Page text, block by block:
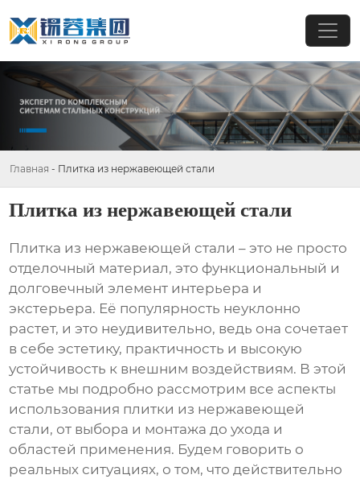
Главная - Плитка из нержавеющей стали
Плитка из нержавеющей стали
Плитка из нержавеющей стали – это не просто
отделочный материал, это функциональный и
долговечный элемент интерьера и
экстерьера. Её популярность неуклонно
растет, и это неудивительно, ведь она сочетает
в себе эстетику, практичность и высокую
устойчивость к внешним воздействиям. В этой
статье мы подробно рассмотрим все аспекты
использования плитки из нержавеющей
стали, от выбора и монтажа до ухода и
областей применения. Будем говорить о
реальных ситуациях, о том, что действительно